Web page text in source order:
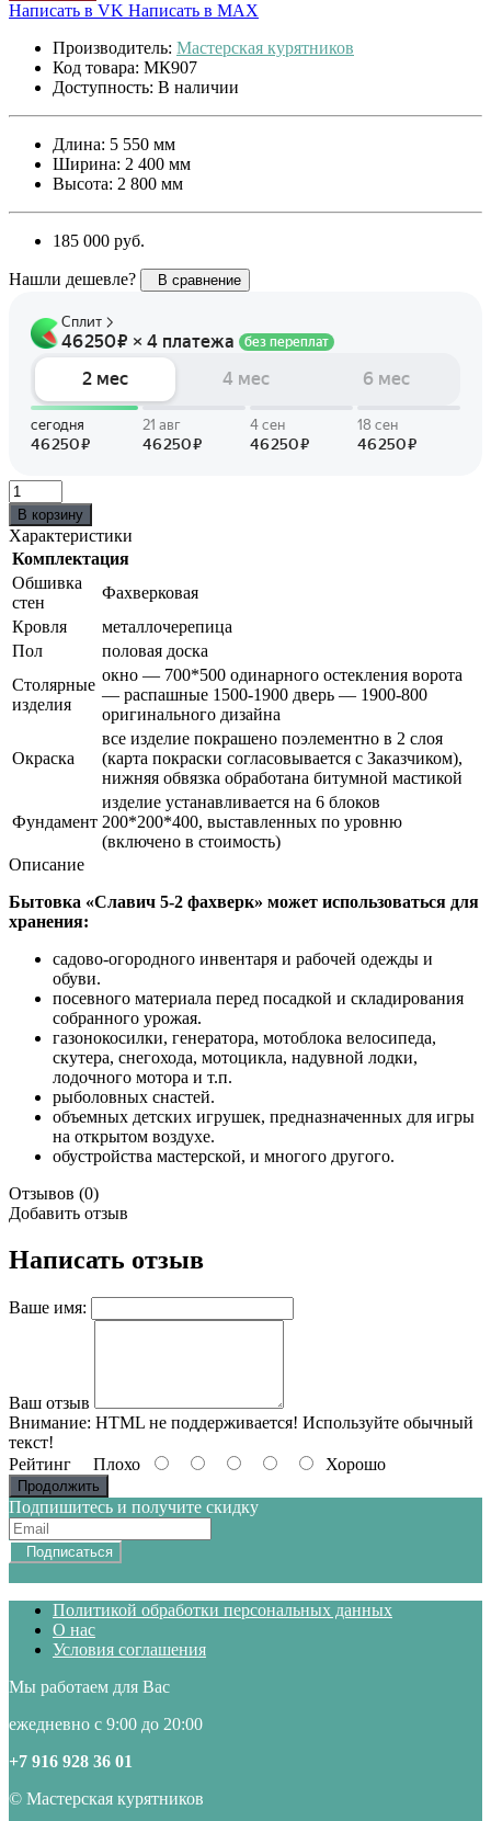
Написать в VK Написать в MAX
Производитель: Мастерская курятников
Код товара: МК907
Доступность: В наличии
Длина: 5 550 мм
Ширина: 2 400 мм
Высота: 2 800 мм
185 000 руб.
Нашли дешевле? В сравнение
В корзину
Характеристики
Комплектация
Обшивка
стен
Фахверковая
Кровля
металлочерепица
Пол
половая доска
Столярные
изделия
окно — 700*500 одинарного остекления ворота
— распашные 1500-1900 дверь — 1900-800
оригинального дизайна
Окраска
все изделие покрашено поэлементно в 2 слоя
(карта покраски согласовывается с Заказчиком),
нижняя обвязка обработана битумной мастикой
Фундамент
изделие устанавливается на 6 блоков
200*200*400, выставленных по уровню
(включено в стоимость)
Описание
Бытовка «Славич 5-2 фахверк» может использоваться для
хранения:
садово-огородного инвентаря и рабочей одежды и
обуви.
посевного материала перед посадкой и складирования
собранного урожая.
газонокосилки, генератора, мотоблока велосипеда,
скутера, снегохода, мотоцикла, надувной лодки,
лодочного мотора и т.п.
рыболовных снастей.
объемных детских игрушек, предназначенных для игры
на открытом воздухе.
обустройства мастерской, и многого другого.
Отзывов (0)
Добавить отзыв
Написать отзыв
Ваше имя:
Ваш отзыв
Внимание: HTML не поддерживается! Используйте обычный
текст!
Рейтинг Плохо Хорошо
Продолжить
Подпишитесь и получите скидку
Подписаться
Политикой обработки персональных данных
О нас
Условия соглашения
Мы работаем для Вас
ежедневно с 9:00 до 20:00
+7 916 928 36 01
© Мастерская курятников